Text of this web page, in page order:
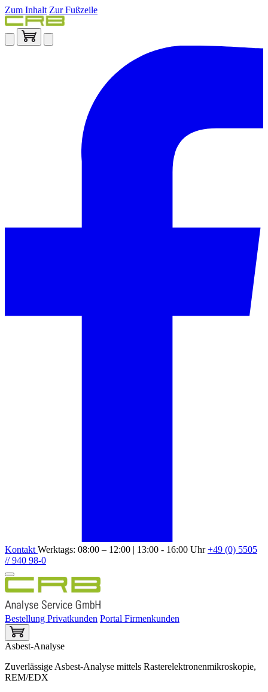
Zum Inhalt Zur Fußzeile
Kontakt Werktags: 08:00 – 12:00 | 13:00 - 16:00 Uhr+49 (0) 5505
// 940 98-0
Bestellung Privatkunden Portal Firmenkunden
Asbest-Analyse
Zuverlässige Asbest-Analyse mittels Rasterelektronenmikroskopie,
REM/EDX